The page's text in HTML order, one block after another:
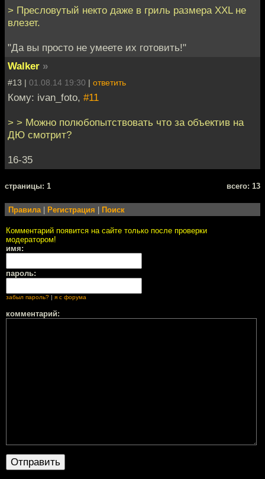
> Пресловутый некто даже в гриль размера XXL не
влезет.
"Да вы просто не умеете их готовить!"
Walker »
#13 | 01.08.14 19:30 | ответить
Кому: ivan_foto, #11
> > Можно полюбопытствовать что за объектив на
ДЮ смотрит?
16-35
cтраницы: 1 всего: 13
Правила| Регистрация Поиск
Комментарий появится на сайте только после проверки
модератором!
имя:
пароль:
забыл пароль? | я с форума
комментарий: